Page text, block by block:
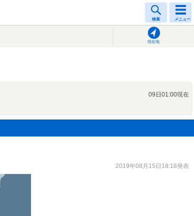
検索 メニュー
現在地
09日01:00現在
2019年08月15日18:18発表